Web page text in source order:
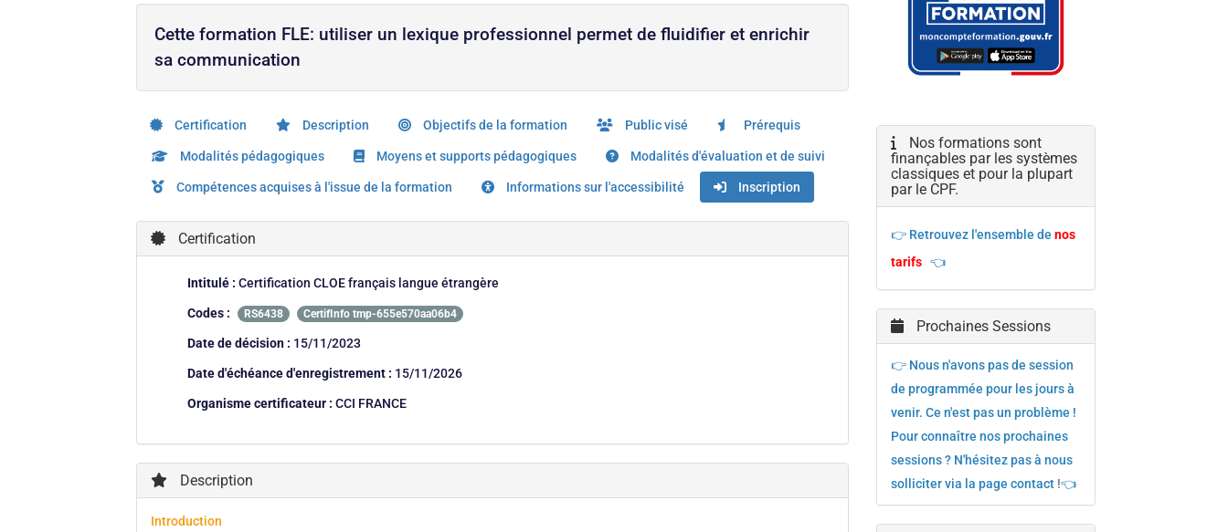
Cette formation FLE: utiliser un lexique professionnel permet de fluidifier et enrichir
sa communication
Certification Description Objectifs de la formation Public visé Prérequis
Modalités pédagogiques Moyens et supports pédagogiques Modalités d'évaluation et de suivi
Compétences acquises à l'issue de la formation Informations sur l'accessibilité Inscription
Certification
Intitulé : Certification CLOE français langue étrangère
Codes : RS6438 CertifInfo tmp-655e570aa06b4
Date de décision : 15/11/2023
Date d'échéance d'enregistrement : 15/11/2026
Organisme certificateur : CCI FRANCE
Description
Introduction
Nos formations sont
finançables par les systèmes
classiques et pour la plupart
par le CPF.
👉 Retrouvez l'ensemble de nos
tarifs 👈
Prochaines Sessions
👉 Nous n'avons pas de session
de programmée pour les jours à
venir. Ce n'est pas un problème !
Pour connaître nos prochaines
sessions ? N'hésitez pas à nous
solliciter via la page contact !👈